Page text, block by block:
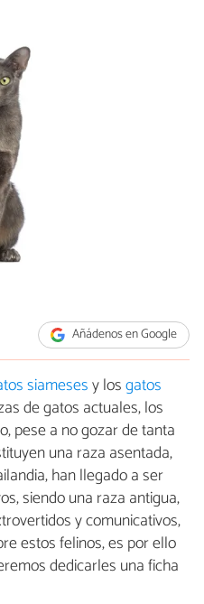
Añádenos en Google
siamesesy losgatos
de gatos actuales, los
pese a no gozar de tanta
una raza asentada,
han llegado a ser
siendo una raza antigua,
y comunicativos,
estos felinos, es por ello
dedicarles una ficha